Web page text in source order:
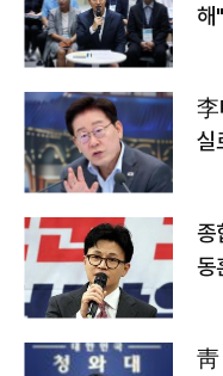
해
李
실
종
동
靑